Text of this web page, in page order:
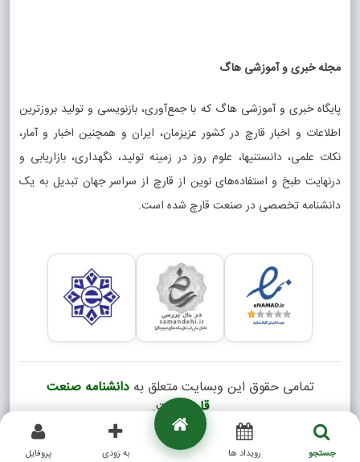
مجله خبری و آموزشی هاگ
پایگاه خبری و آموزشی هاگ که با جمع‌آوری، بازنویسی و تولید بروزترین
اطلاعات و اخبار قارچ در کشور عزیزمان، ایران و همچنین اخبار و آمار،
نکات علمی، دانستنیها، علوم روز در زمینه تولید، نگهداری، بازاریابی و
درنهایت طبخ و استفاده‌های نوین از قارچ از سراسر جهان تبدیل به یک
دانشنامه تخصصی در صنعت قارچ شده است.
تمامی حقوق این وبسایت متعلق بهدانشنامه صنعت
قارچ است.
Copyright © 2026
جستجو رویداد ها به زودی پروفایل